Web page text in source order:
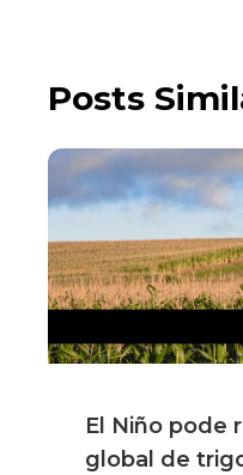
Posts
El Niño pode
global de